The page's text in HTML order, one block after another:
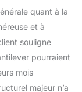
et
autres.
métal
en
rouille et
quant à la
et à
souligne
pourraient
mois
majeur n’a